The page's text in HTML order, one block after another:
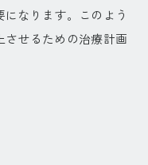
なります。このよう
させるための治療計画